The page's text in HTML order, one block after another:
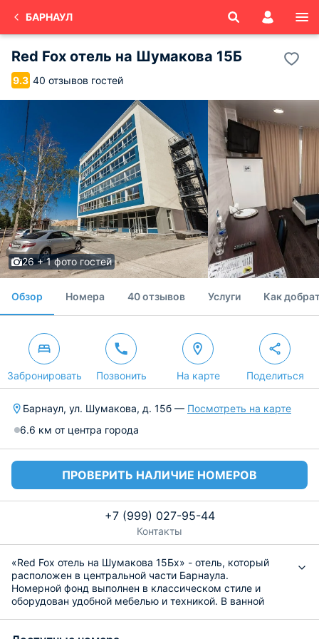
БАРНАУЛ
Red Fox отель на Шумакова 15Б
9.3 40 отзывов гостей
26 + 1 фото гостей
Обзор Номера 40 отзывов Услуги Как
Забронировать Позвонить На карте Поделиться
Барнаул, ул. Шумакова, д. 15б — Посмотреть на карте
6.6 км от центра города
ПРОВЕРИТЬ НАЛИЧИЕ НОМЕРОВ
+7 (999) 027-95-44
Контакты
«Red Fox отель на Шумакова 15Бx» - отель, который
расположен в центральной части Барнаула.
Номерной фонд выполнен в классическом стиле и
оборудован удобной мебелью и техникой. В ванной